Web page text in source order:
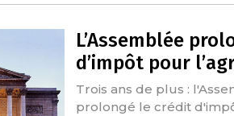
L’Assemblée
d’impôt pour
Trois ans de plus :
prolongé le crédit